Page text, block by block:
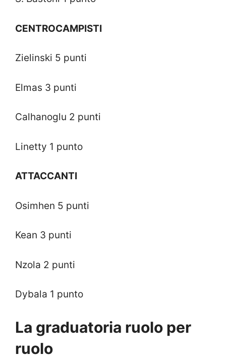
CENTROCAMPISTI
Zielinski 5 punti
Elmas 3 punti
Calhanoglu 2 punti
Linetty 1 punto
ATTACCANTI
Osimhen 5 punti
Kean 3 punti
Nzola 2 punti
Dybala 1 punto
La graduatoria ruolo per
ruolo